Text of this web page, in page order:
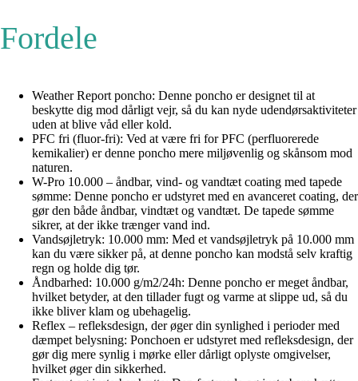
Fordele
Weather Report poncho: Denne poncho er designet til at
beskytte dig mod dårligt vejr, så du kan nyde udendørsaktiviteter
uden at blive våd eller kold.
PFC fri (fluor-fri): Ved at være fri for PFC (perfluorerede
kemikalier) er denne poncho mere miljøvenlig og skånsom mod
naturen.
W-Pro 10.000 – åndbar, vind- og vandtæt coating med tapede
sømme: Denne poncho er udstyret med en avanceret coating, der
gør den både åndbar, vindtæt og vandtæt. De tapede sømme
sikrer, at der ikke trænger vand ind.
Vandsøjletryk: 10.000 mm: Med et vandsøjletryk på 10.000 mm
kan du være sikker på, at denne poncho kan modstå selv kraftig
regn og holde dig tør.
Åndbarhed: 10.000 g/m2/24h: Denne poncho er meget åndbar,
hvilket betyder, at den tillader fugt og varme at slippe ud, så du
ikke bliver klam og ubehagelig.
Reflex – refleksdesign, der øger din synlighed i perioder med
dæmpet belysning: Ponchoen er udstyret med refleksdesign, der
gør dig mere synlig i mørke eller dårligt oplyste omgivelser,
hvilket øger din sikkerhed.